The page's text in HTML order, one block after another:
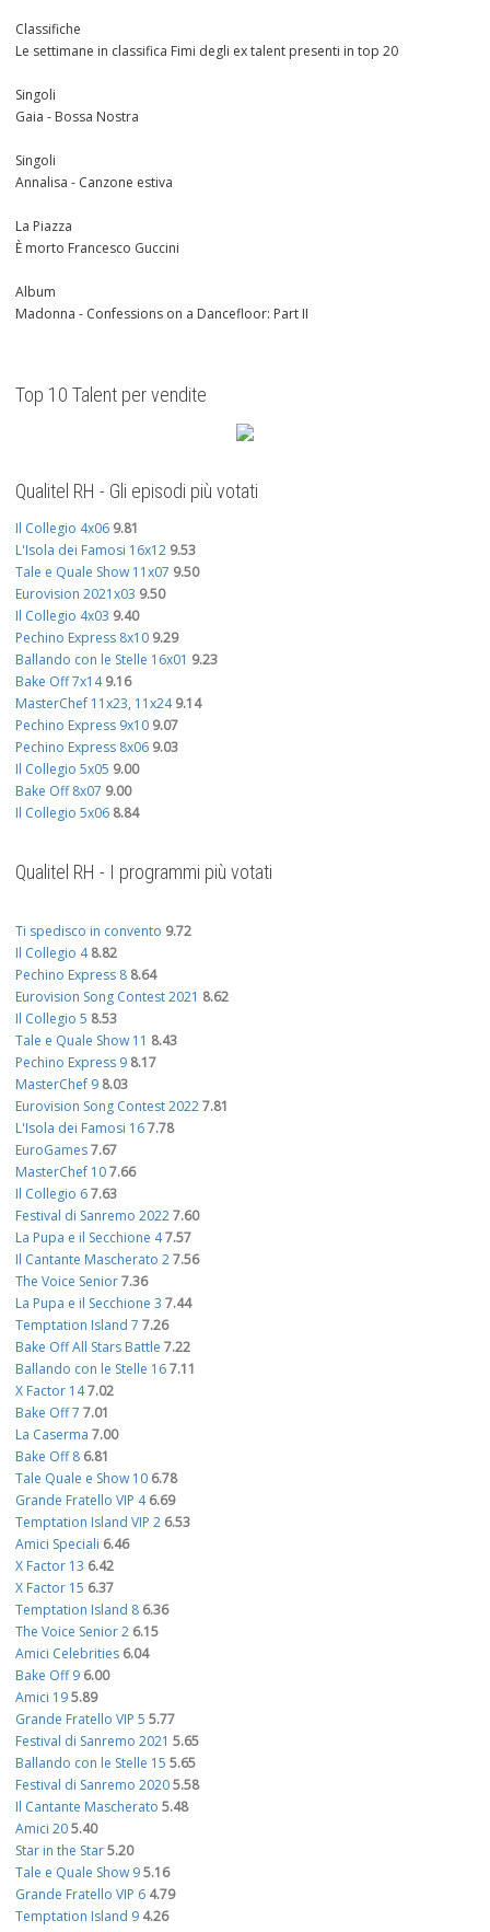
Classifiche
Le settimane in classifica Fimi degli ex talent presenti in top 20
Singoli
Gaia - Bossa Nostra
Singoli
Annalisa - Canzone estiva
La Piazza
È morto Francesco Guccini
Album
Madonna - Confessions on a Dancefloor: Part II
Top 10 Talent per vendite
Qualitel RH - Gli episodi più votati
Il Collegio 4x06 9.81
L'Isola dei Famosi 16x12 9.53
Tale e Quale Show 11x07 9.50
Eurovision 2021x03 9.50
Il Collegio 4x03 9.40
Pechino Express 8x10 9.29
Ballando con le Stelle 16x01 9.23
Bake Off 7x14 9.16
MasterChef 11x23, 11x24 9.14
Pechino Express 9x10 9.07
Pechino Express 8x06 9.03
Il Collegio 5x05 9.00
Bake Off 8x07 9.00
Il Collegio 5x06 8.84
Qualitel RH - I programmi più votati
Ti spedisco in convento 9.72
Il Collegio 4 8.82
Pechino Express 8 8.64
Eurovision Song Contest 2021 8.62
Il Collegio 5 8.53
Tale e Quale Show 11 8.43
Pechino Express 9 8.17
MasterChef 9 8.03
Eurovision Song Contest 20227.81
L'Isola dei Famosi 167.78
EuroGames7.67
MasterChef 107.66
Il Collegio 67.63
Festival di Sanremo 20227.60
La Pupa e il Secchione 47.57
Il Cantante Mascherato 27.56
The Voice Senior7.36
La Pupa e il Secchione 3 7.44
Temptation Island 7 7.26
Bake Off All Stars Battle 7.22
Ballando con le Stelle 167.11
X Factor 147.02
Bake Off 7 7.01
La Caserma 7.00
Bake Off 8 6.81
Tale Quale e Show 10 6.78
Grande Fratello VIP 4 6.69
Temptation Island VIP 2 6.53
Amici Speciali 6.46
X Factor 13 6.42
X Factor 15 6.37
Temptation Island 8 6.36
The Voice Senior 2 6.15
Amici Celebrities 6.04
Bake Off 9 6.00
Amici 195.89
Grande Fratello VIP 5 5.77
Festival di Sanremo 2021 5.65
Ballando con le Stelle 15 5.65
Festival di Sanremo 20205.58
Il Cantante Mascherato 5.48
Amici 205.40
Star in the Star5.20
Tale e Quale Show 95.16
Grande Fratello VIP 6 4.79
Temptation Island 9 4.26